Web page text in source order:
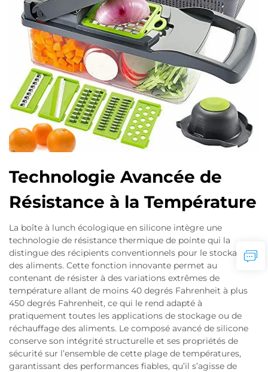
Technologie Avancée de
Résistance à la Température
La boîte à lunch écologique en silicone intègre une
technologie de résistance thermique de pointe qui la
distingue des récipients conventionnels pour le stockage
des aliments. Cette fonction innovante permet au
contenant de résister à des variations extrêmes de
température allant de moins 40 degrés Fahrenheit à plus
450 degrés Fahrenheit, ce qui le rend adapté à
pratiquement toutes les applications de stockage ou de
réchauffage des aliments. Le composé avancé de silicone
conserve son intégrité structurelle et ses propriétés de
sécurité sur l’ensemble de cette plage de températures,
garantissant des performances fiables, qu’il s’agisse de